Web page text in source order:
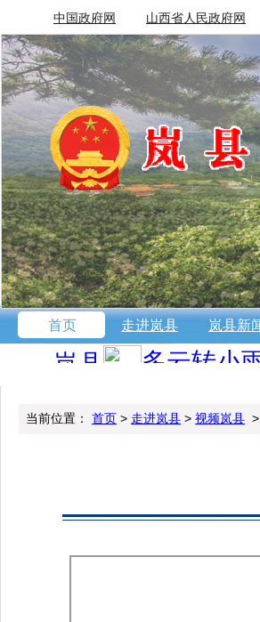
中国政府网 山西省人民政府网
首页 走进岚县 岚县新
当前位置： 首页 > 走进岚县 > 视频岚县